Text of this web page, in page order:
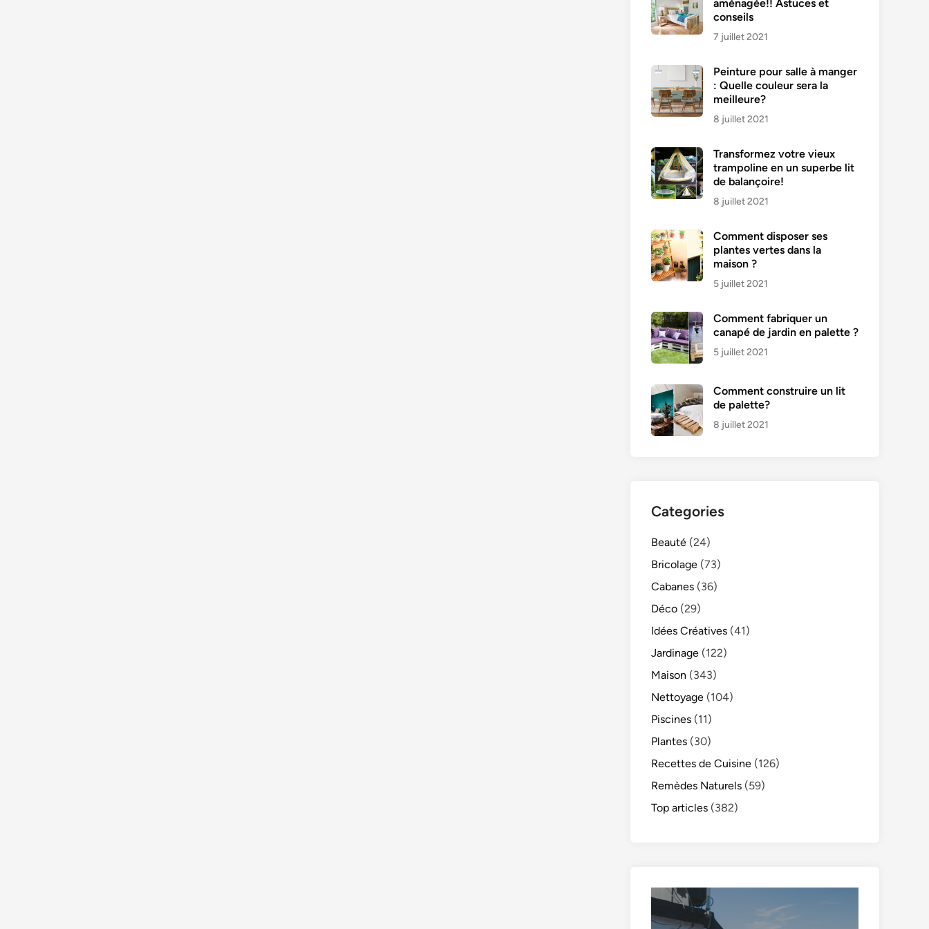
aménagée!! Astuces et
conseils
7 juillet 2021
Peinture pour salle à manger
: Quelle couleur sera la
meilleure?
8 juillet 2021
Transformez votre vieux
trampoline en un superbe lit
de balançoire!
8 juillet 2021
Comment disposer ses
plantes vertes dans la
maison ?
5 juillet 2021
Comment fabriquer un
canapé de jardin en palette ?
5 juillet 2021
Comment construire un lit
de palette?
8 juillet 2021
Categories
Beauté (24)
Bricolage (73)
Cabanes (36)
Déco (29)
Idées Créatives (41)
Jardinage (122)
Maison (343)
Nettoyage (104)
Piscines (11)
Plantes (30)
Recettes de Cuisine (126)
Remèdes Naturels (59)
Top articles (382)